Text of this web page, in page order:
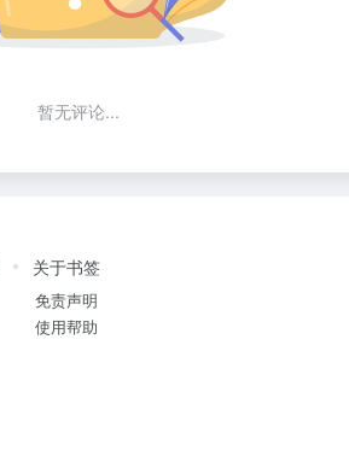
暂无评论...
关于书签
免责声明
使用帮助